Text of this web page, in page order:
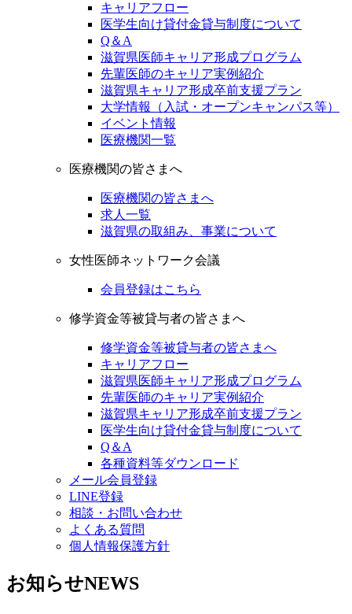
キャリアフロー
医学生向け貸付金貸与制度について
Q＆A
滋賀県医師キャリア形成プログラム
先輩医師のキャリア実例紹介
滋賀県キャリア形成卒前支援プラン
大学情報（入試・オープンキャンパス等）
イベント情報
医療機関一覧
医療機関の皆さまへ
医療機関の皆さまへ
求人一覧
滋賀県の取組み、事業について
女性医師ネットワーク会議
会員登録はこちら
修学資金等被貸与者の皆さまへ
修学資金等被貸与者の皆さまへ
キャリアフロー
滋賀県医師キャリア形成プログラム
先輩医師のキャリア実例紹介
滋賀県キャリア形成卒前支援プラン
医学生向け貸付金貸与制度について
Q＆A
各種資料等ダウンロード
メール会員登録
LINE登録
相談・お問い合わせ
よくある質問
個人情報保護方針
お知らせNEWS